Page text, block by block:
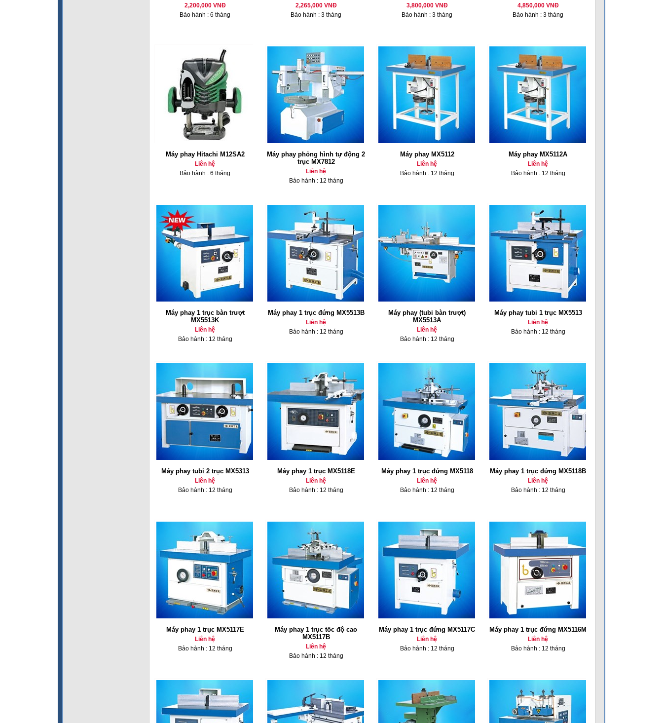
2,200,000 VNĐ
Bảo hành : 6 tháng
2,265,000 VNĐ
Bảo hành : 3 tháng
3,800,000 VNĐ
Bảo hành : 3 tháng
4,850,000 VNĐ
Bảo hành : 3 tháng
Máy phay Hitachi M12SA2
Liên hệ
Bảo hành : 6 tháng
Máy phay phỏng hình tự động 2
trục MX7812
Liên hệ
Bảo hành : 12 tháng
Máy phay MX5112
Liên hệ
Bảo hành : 12 tháng
Máy phay MX5112A
Liên hệ
Bảo hành : 12 tháng
Máy phay 1 trục bàn trượt
MX5513K
Liên hệ
Bảo hành : 12 tháng
Máy phay 1 trục đứng MX5513B
Liên hệ
Bảo hành : 12 tháng
Máy phay (tubi bàn trượt)
MX5513A
Liên hệ
Bảo hành : 12 tháng
Máy phay tubi 1 trục MX5513
Liên hệ
Bảo hành : 12 tháng
Máy phay tubi 2 trục MX5313
Liên hệ
Bảo hành : 12 tháng
Máy phay 1 trục MX5118E
Liên hệ
Bảo hành : 12 tháng
Máy phay 1 trục đứng MX5118
Liên hệ
Bảo hành : 12 tháng
Máy phay 1 trục đứng MX5118B
Liên hệ
Bảo hành : 12 tháng
Máy phay 1 trục MX5117E
Liên hệ
Bảo hành : 12 tháng
Máy phay 1 trục tốc độ cao
MX5117B
Liên hệ
Bảo hành : 12 tháng
Máy phay 1 trục đứng MX5117C
Liên hệ
Bảo hành : 12 tháng
Máy phay 1 trục đứng MX5116M
Liên hệ
Bảo hành : 12 tháng